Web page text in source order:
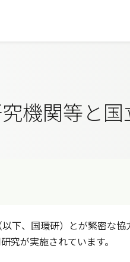
機関等と
下、国環研）とが緊密な協
究が実施されています。